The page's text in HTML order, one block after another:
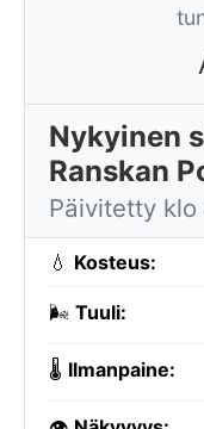
Nykyinen
Ranskan
Päivitetty
💧 Kosteus:
🌬️ Tuuli:
🌡️ Ilmanpaine: